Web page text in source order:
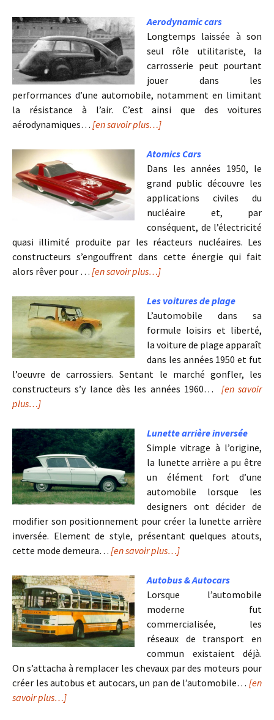
Aerodynamic cars
Longtemps laissée à son
seul rôle utilitariste, la
carrosserie peut pourtant
jouer dans les
performances d’une automobile, notamment en limitant
la résistance à l’air. C’est ainsi que des voitures
aérodynamiques… [en savoir plus…]
Atomics Cars
Dans les années 1950, le
grand public découvre les
applications civiles du
nucléaire et, par
conséquent, de l’électricité
quasi illimité produite par les réacteurs nucléaires. Les
constructeurs s’engouffrent dans cette énergie qui fait
alors rêver pour … [en savoir plus…]
Les voitures de plage
L’automobile dans sa
formule loisirs et liberté,
la voiture de plage apparaît
dans les années 1950 et fut
l’oeuvre de carrossiers. Sentant le marché gonfler, les
constructeurs s’y lance dès les années 1960… [en savoir
plus…]
Lunette arrière inversée
Simple vitrage à l’origine,
la lunette arrière a pu être
un élément fort d’une
automobile lorsque les
designers ont décider de
modifier son positionnement pour créer la lunette arrière
inversée. Element de style, présentant quelques atouts,
cette mode demeura… [en savoir plus…]
Autobus & Autocars
Lorsque l’automobile
moderne fut
commercialisée, les
réseaux de transport en
commun existaient déjà.
On s’attacha à remplacer les chevaux par des moteurs pour
créer les autobus et autocars, un pan de l’automobile… [en
savoir plus…]